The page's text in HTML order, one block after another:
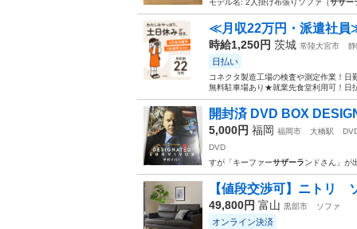
モデル名: 2人掛け布張りソファ（サザー
≪月収22万円・派遣社員
時給1,250円 茨城 常陸大宮市
日払い
コネクタ製造工場の検査や測定作業！
無料駐車場あり★就業先食堂利用可！日
開封済 DVD BOX
5,000円 福岡 福岡市 大橋駅
DVD
すが「キーファーサザーランドさん」が
【値段交渉可】ニトリ
49,800円 富山 黒部市 ソファ
オンライン決済